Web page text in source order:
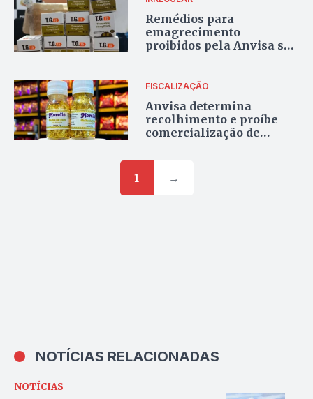
Remédios para
emagrecimento
proibidos pela Anvisa são
FISCALIZAÇÃO
Anvisa determina
recolhimento e proíbe
comercialização de
contendo plástico e
1 →
NOTÍCIAS RELACIONADAS
NOTÍCIAS